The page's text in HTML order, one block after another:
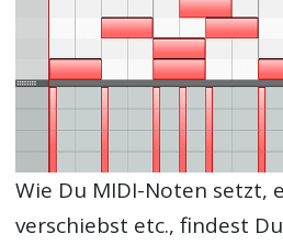
Wie Du MIDI-Noten setzt,
verschiebst etc., findest